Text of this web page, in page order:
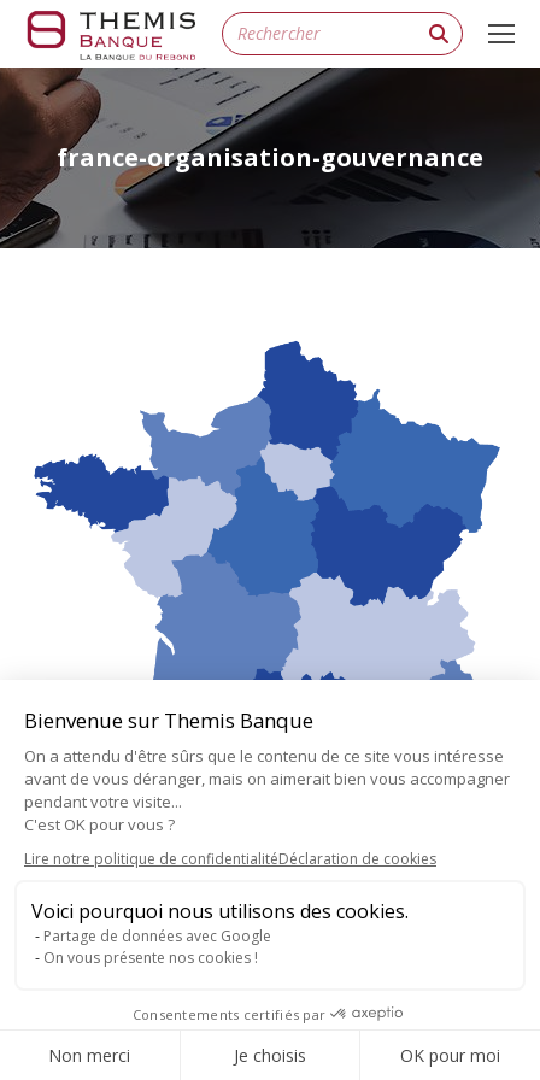
Bienvenue sur Themis Banque
On a attendu d'être sûrs que le contenu de ce site vous intéresse
avant de vous déranger, mais on aimerait bien vous accompagner
pendant votre visite...
C'est OK pour vous ?
Lire notre politique de confidentialitéDéclaration de cookies
Voici pourquoi nous utilisons des cookies.
Partage de données avec Google
On vous présente nos cookies !
Consentements certifiés par
Non merci Je choisis OK pour moi
Consentement RGPD
Search:
france-organisation-gouvernance
menu bas